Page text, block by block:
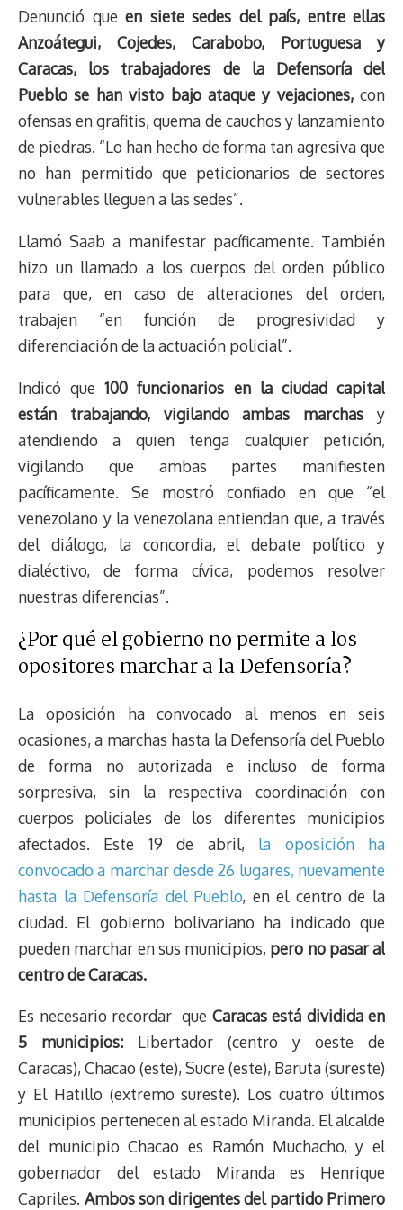
Denunció que en siete sedes del país, entre ellas
Anzoátegui, Cojedes, Carabobo, Portuguesa y
Caracas, los trabajadores de la Defensoría del
Pueblo se han visto bajo ataque y vejaciones,con
ofensas en grafitis, quema de cauchos y lanzamiento
de piedras. “Lo han hecho de forma tan agresiva que
no han permitido que peticionarios de sectores
vulnerables lleguen a las sedes”.
Llamó Saab a manifestar pacíficamente. También
hizo un llamado a los cuerpos del orden público
para que, en caso de alteraciones del orden,
trabajen “en función de progresividad y
diferenciación de la actuación policial”.
Indicó que 100 funcionarios en la ciudad capital
están trabajando, vigilando ambas marchas y
atendiendo a quien tenga cualquier petición,
vigilando que ambas partes manifiesten
pacíficamente. Se mostró confiado en que “el
venezolano y la venezolana entiendan que, a través
del diálogo, la concordia, el debate político y
dialéctivo, de forma cívica, podemos resolver
nuestras diferencias”.
¿Por qué el gobierno no permite a los
opositores marchar a la Defensoría?
La oposición ha convocado al menos en seis
ocasiones, a marchas hasta la Defensoría del Pueblo
de forma no autorizada e incluso de forma
sorpresiva, sin la respectiva coordinación con
cuerpos policiales de los diferentes municipios
afectados. Este 19 de abril, la oposición ha
convocado a marchar desde 26 lugares, nuevamente
hasta la Defensoría del Pueblo, en el centro de la
ciudad. El gobierno bolivariano ha indicado que
pueden marchar en sus municipios, pero no pasar al
centro de Caracas.
Es necesario recordar que Caracas está dividida en
5 municipios: Libertador (centro y oeste de
Caracas), Chacao (este), Sucre (este), Baruta (sureste)
y El Hatillo (extremo sureste). Los cuatro últimos
municipios pertenecen al estado Miranda. El alcalde
del municipio Chacao es Ramón Muchacho, y el
gobernador del estado Miranda es Henrique
Capriles. Ambos son dirigentes del partido Primero